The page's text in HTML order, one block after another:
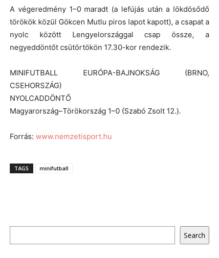
A végeredmény 1–0 maradt (a lefújás után a lökdösődő
törökök közül Gökcen Mutlu piros lapot kapott), a csapat a
nyolc között Lengyelországgal csap össze, a
negyeddöntőt csütörtökön 17.30-kor rendezik.
MINIFUTBALL EURÓPA-BAJNOKSÁG (BRNO,
CSEHORSZÁG)
NYOLCADDÖNTŐ
Magyarország–Törökország 1–0 (Szabó Zsolt 12.).
Forrás: www.nemzetisport.hu
TAGS minifutball
Search